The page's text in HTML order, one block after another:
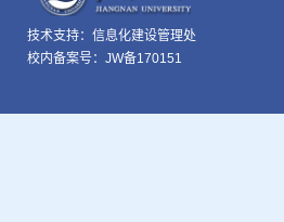
技术支持： 信息化建设管理处
校内备案号：JW备170151